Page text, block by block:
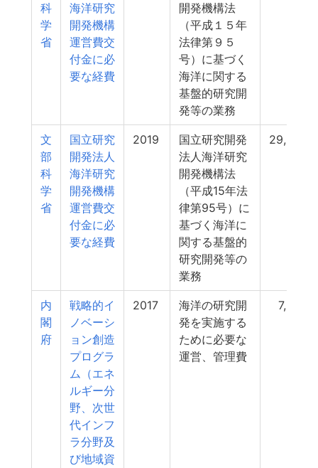
科
学
省
海洋研究
開発機構
運営費交
付金に必
要な経費
開発機構法
（平成１５年
法律第９５
号）に基づく
海洋に関する
基盤的研究開
発等の業務
文
部
科
学
省
国立研究
開発法人
海洋研究
開発機構
運営費交
付金に必
要な経費
2019
国立研究開発
法人海洋研究
開発機構法
（平成15年法
律第95号）に
基づく海洋に
関する基盤的
研究開発等の
業務
29,908
内
閣
府
戦略的イ
ノベーシ
ョン創造
プログラ
ム（エネ
ルギー分
野、次世
代インフ
ラ分野及
び地域資
2017
海洋の研究開
発を実施する
ために必要な
運営、管理費
7,626